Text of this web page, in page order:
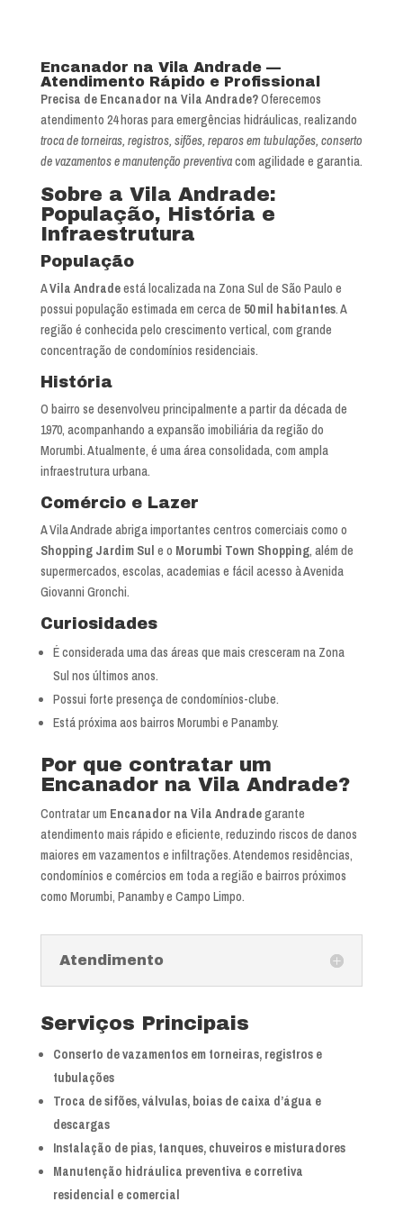
Encanador na Vila Andrade —
Atendimento Rápido e Profissional
Precisa de Encanador na Vila Andrade?Oferecemos
atendimento 24 horas para emergências hidráulicas, realizando
troca de torneiras, registros, sifões, reparos em tubulações, conserto
de vazamentos e manutenção preventivacom agilidade e garantia.
Sobre a Vila Andrade:
População, História e
Infraestrutura
População
AVila Andradeestá localizada na Zona Sul de São Paulo e
possui população estimada em cerca de 50 mil habitantes. A
região é conhecida pelo crescimento vertical, com grande
concentração de condomínios residenciais.
História
O bairro se desenvolveu principalmente a partir da década de
1970, acompanhando a expansão imobiliária da região do
Morumbi. Atualmente, é uma área consolidada, com ampla
infraestrutura urbana.
Comércio e Lazer
A Vila Andrade abriga importantes centros comerciais como o
Shopping Jardim Sul e o Morumbi Town Shopping, além de
supermercados, escolas, academias e fácil acesso à Avenida
Giovanni Gronchi.
Curiosidades
É considerada uma das áreas que mais cresceram na Zona
Sul nos últimos anos.
Possui forte presença de condomínios-clube.
Está próxima aos bairros Morumbi e Panamby.
Por que contratar um
Encanador na Vila Andrade?
Contratar um Encanador na Vila Andradegarante
atendimento mais rápido e eficiente, reduzindo riscos de danos
maiores em vazamentos e infiltrações. Atendemos residências,
condomínios e comércios em toda a região e bairros próximos
como Morumbi, Panamby e Campo Limpo.
Atendimento
Serviços Principais
Conserto de vazamentos em torneiras, registros e
tubulações
Troca de sifões, válvulas, boias de caixa d’água e
descargas
Instalação de pias, tanques, chuveiros e misturadores
Manutenção hidráulica preventiva e corretiva
residencial e comercial